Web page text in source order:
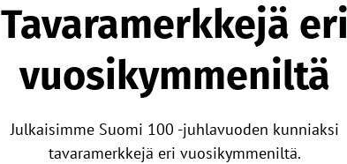
Tavaramerkkejä eri
vuosikymmeniltä
Julkaisimme Suomi 100 -juhlavuoden kunniaksi
tavaramerkkejä eri vuosikymmeniltä.